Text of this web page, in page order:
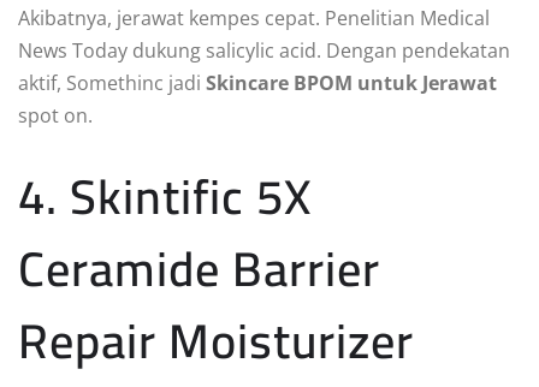
Akibatnya, jerawat kempes cepat. Penelitian Medical
News Today dukung salicylic acid. Dengan pendekatan
aktif, Somethinc jadi Skincare BPOM untuk Jerawat
spot on.
4. Skintific 5X
Ceramide Barrier
Repair Moisturizer